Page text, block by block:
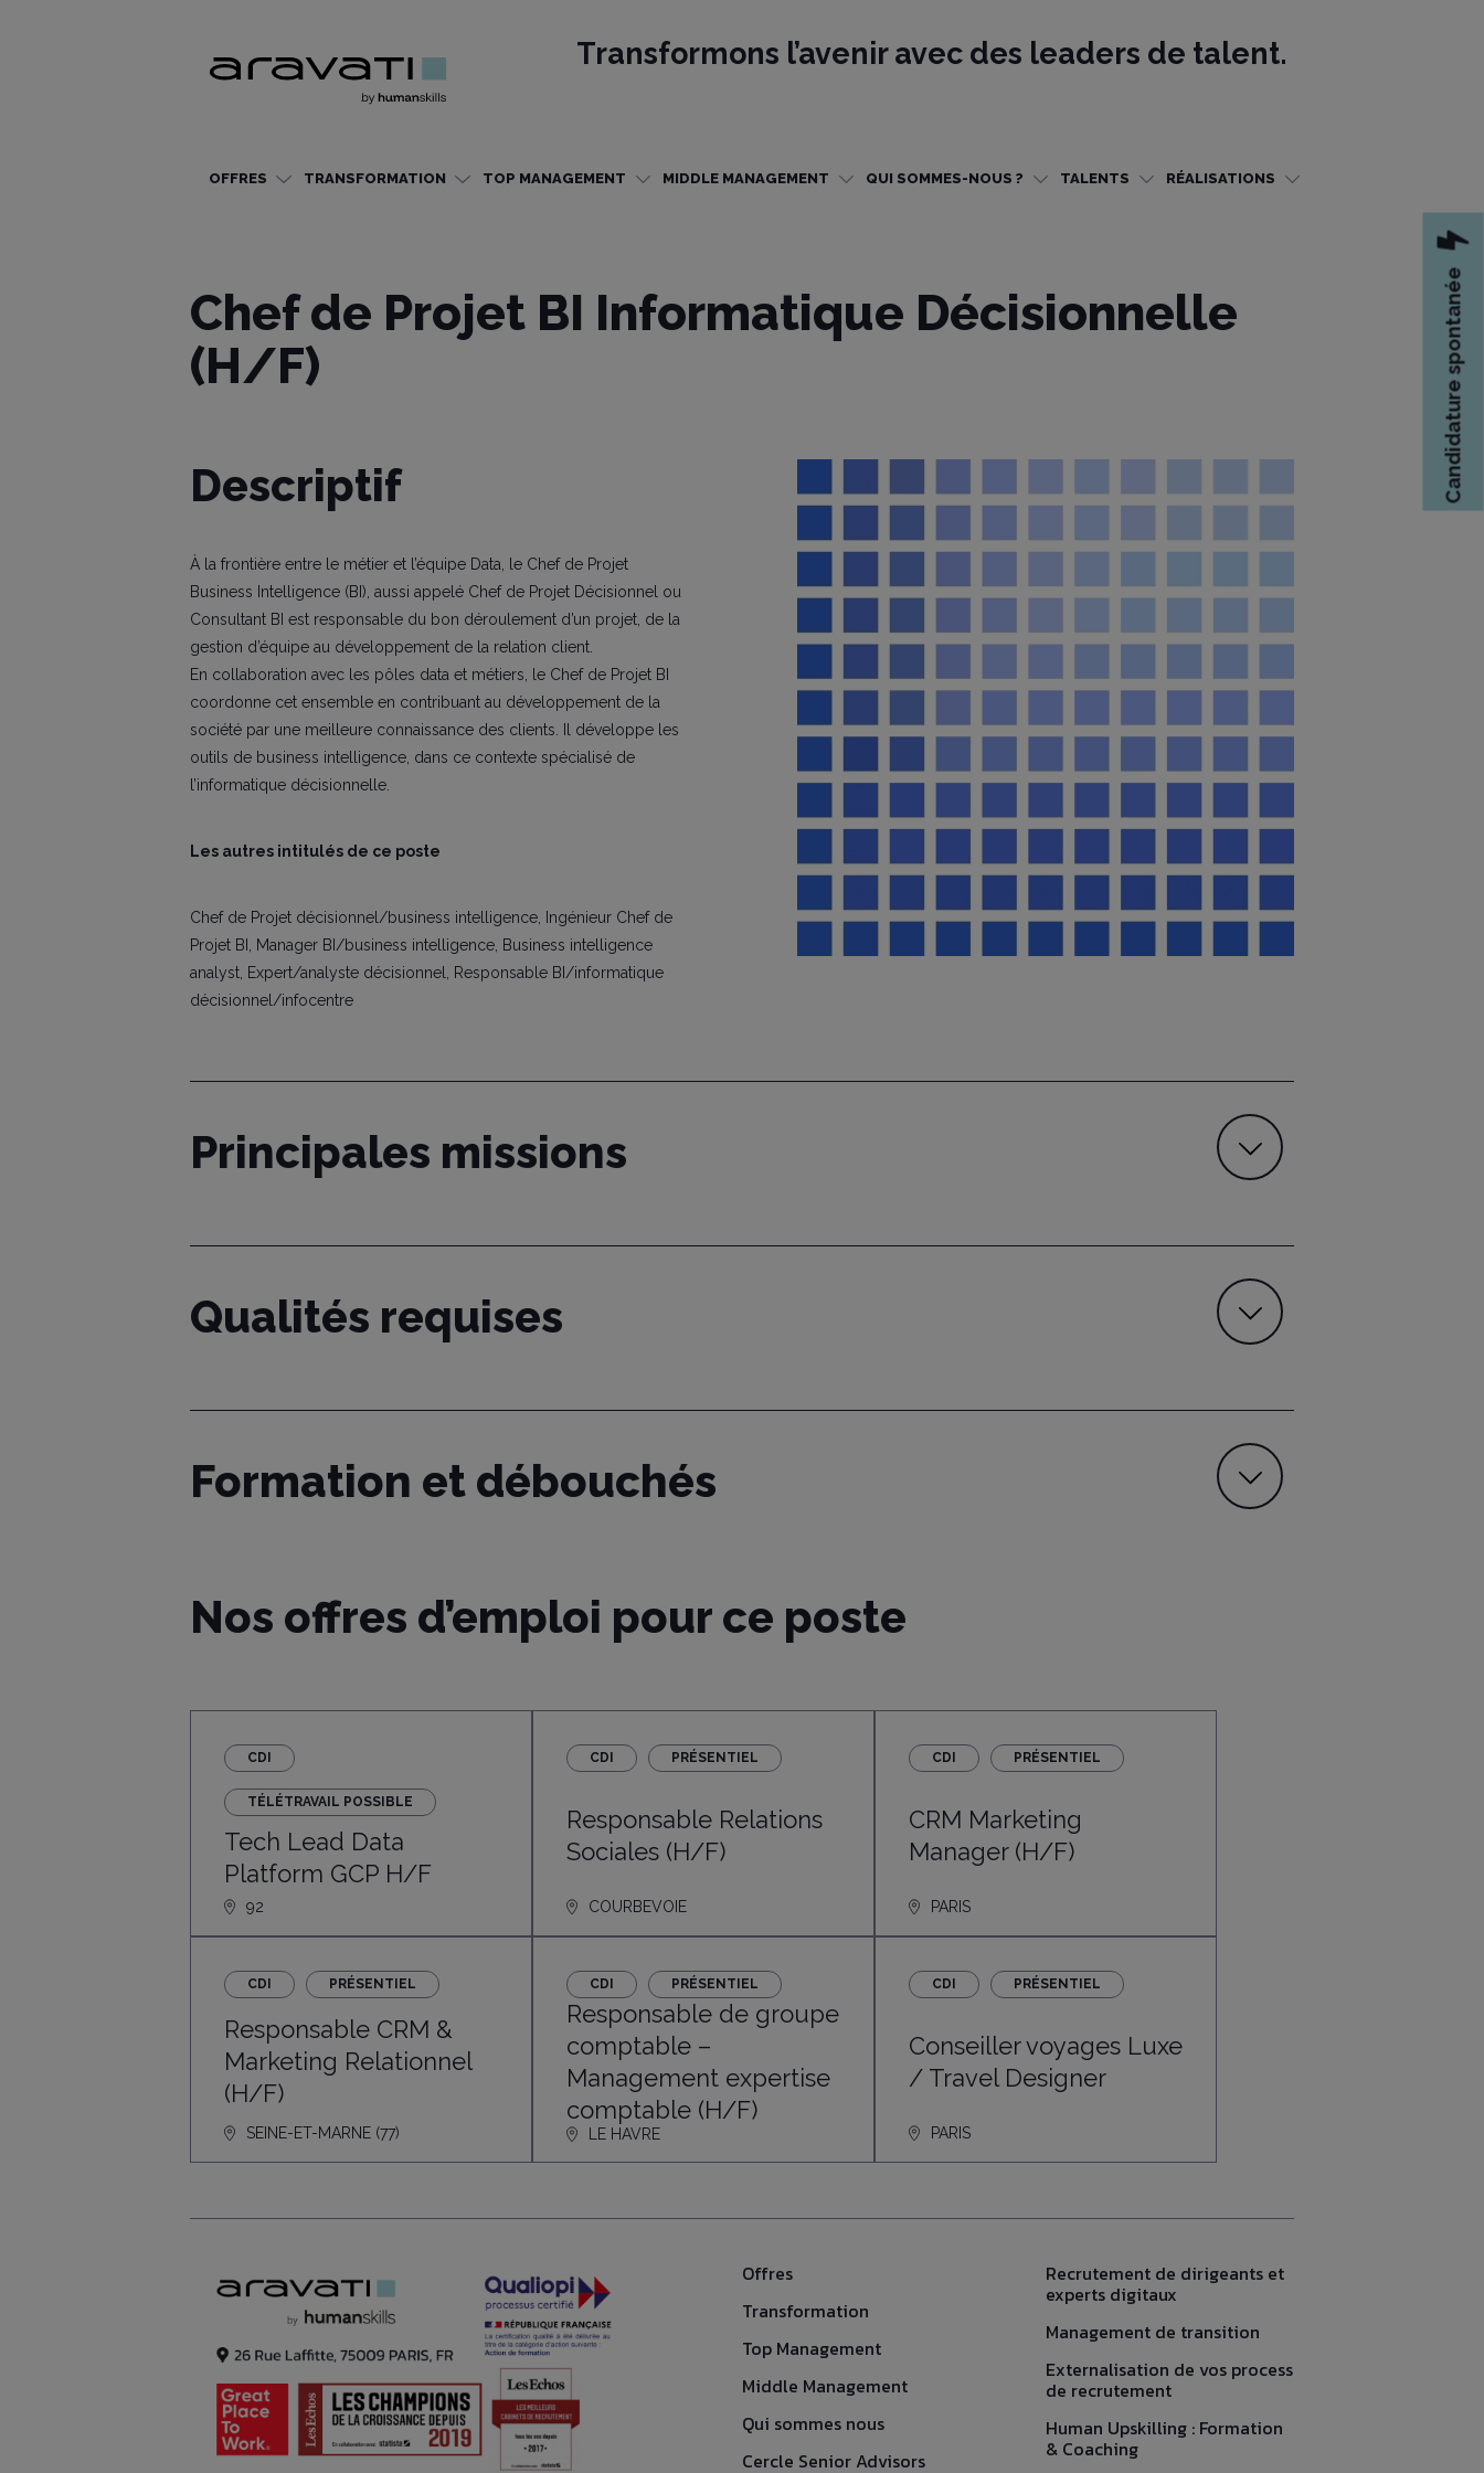
Transformons l’avenir avec des leaders de talent.
OFFRES TRANSFORMATION TOP MANAGEMENT MIDDLE MANAGEMENT QUI SOMMES-NOUS ? TALENTS RÉALISATIONS
Chef de Projet BI Informatique Décisionnelle
(H/F)
Descriptif
À la frontière entre le métier et l’équipe Data, le Chef de Projet
Business Intelligence (BI), aussi appelé Chef de Projet Décisionnel ou
Consultant BI est responsable du bon déroulement d’un projet, de la
gestion d’équipe au développement de la relation client.
En collaboration avec les pôles data et métiers, le Chef de Projet BI
coordonne cet ensemble en contribuant au développement de la
société par une meilleure connaissance des clients. Il développe les
outils de business intelligence, dans ce contexte spécialisé de
l’informatique décisionnelle.
Les autres intitulés de ce poste
Chef de Projet décisionnel/business intelligence, Ingénieur Chef de
Projet BI, Manager BI/business intelligence, Business intelligence
analyst, Expert/analyste décisionnel, Responsable BI/informatique
décisionnel/infocentre
Principales missions
Qualités requises
Formation et débouchés
Nos offres d’emploi pour ce poste
CDI
TÉLÉTRAVAIL POSSIBLE
Tech Lead Data
Platform GCP H/F
92
CDI PRÉSENTIEL
Responsable Relations
Sociales (H/F)
COURBEVOIE
CDI PRÉSENTIEL
CRM Marketing
Manager (H/F)
PARIS
CDI PRÉSENTIEL
Responsable CRM &
Marketing Relationnel
(H/F)
SEINE-ET-MARNE (77)
CDI PRÉSENTIEL
Responsable de groupe
comptable –
Management expertise
comptable (H/F)
LE HAVRE
CDI PRÉSENTIEL
Conseiller voyages Luxe
/ Travel Designer
PARIS
Candidature spontanée
Offres
Transformation
Top Management
Middle Management
Qui sommes nous
Cercle Senior Advisors
Recrutement de dirigeants et
experts digitaux
Management de transition
Externalisation de vos process
de recrutement
Human Upskilling : Formation
& Coaching